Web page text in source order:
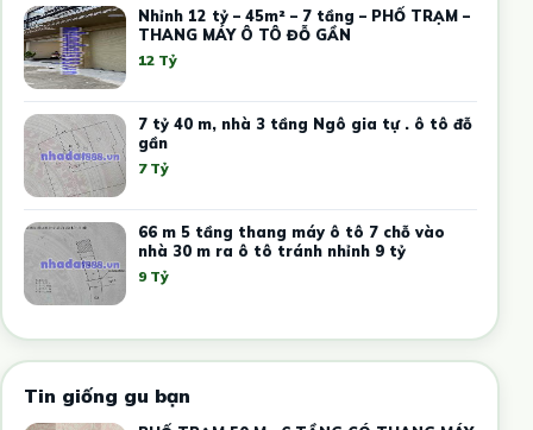
Nhỉnh 12 tỷ – 45m² – 7 tầng – PHỐ TRẠM –
THANG MÁY Ô TÔ ĐỖ GẦN
12 Tỷ
7 tỷ 40 m, nhà 3 tầng Ngô gia tự . ô tô đỗ
gần
7 Tỷ
66 m 5 tầng thang máy ô tô 7 chỗ vào
nhà 30 m ra ô tô tránh nhỉnh 9 tỷ
9 Tỷ
Tin giống gu bạn